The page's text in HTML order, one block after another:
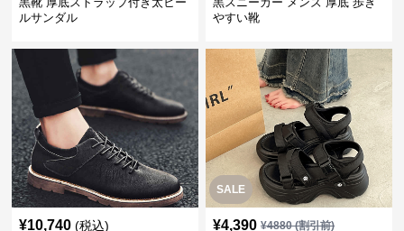
ルサンダル
やすい靴
¥10,740 (税込)
SALE
¥4,390 ¥4880(割引前)